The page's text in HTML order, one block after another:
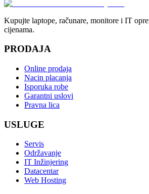
Kupujte laptope, računare, monitore i IT
cijenama.
PRODAJA
Online prodaja
Nacin placanja
Isporuka robe
Garantni uslovi
Pravna lica
USLUGE
Servis
Održavanje
IT Inžinjering
Datacentar
Web Hosting